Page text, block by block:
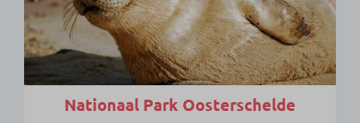
Nationaal Park Oosterschelde